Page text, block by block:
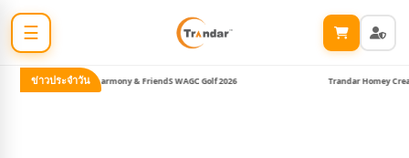
☰
ข่าวประจำวัน
ลุย Harmony & FriendS WAGC Golf 2026 Trandar Homey Creative Dinner